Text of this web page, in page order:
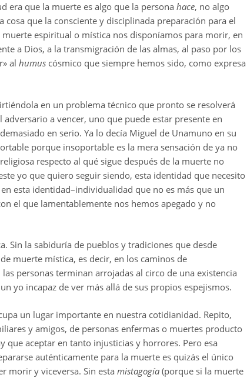
era que la muerte es algo que la persona hace, no algo
que la consciente y disciplinada preparación para el
espiritual o mística nos disponíamos para morir, en
a Dios, a la transmigración de las almas, al paso por los
al humus cósmico que siempre hemos sido, como expresa
en un problema técnico que pronto se resolverá
a vencer, uno que puede estar presente en
en serio. Ya lo decía Miguel de Unamuno en su
porque insoportable es la mera sensación de ya no
respecto al qué sigue después de la muerte no
yo que quiero seguir siendo, esta identidad que necesito
esta identidad–individualidad que no es más que un
el que lamentablemente nos hemos apegado y no
Sin la sabiduría de pueblos y tradiciones que desde
muerte mística, es decir, en los caminos de
personas terminan arrojadas al circo de una existencia
yo incapaz de ver más allá de sus propios espejismos.
un lugar importante en nuestra cotidianidad. Repito,
y amigos, de personas enfermas o muertes producto
aceptar en tanto injusticias y horrores. Pero esa
auténticamente para la muerte es quizás el único
morir y viceversa. Sin esta mistagogía (porque si la muerte